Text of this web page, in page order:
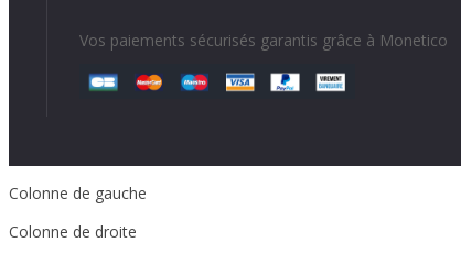
Vos paiements sécurisés garantis grâce à Monetico
Colonne de gauche
Colonne de droite